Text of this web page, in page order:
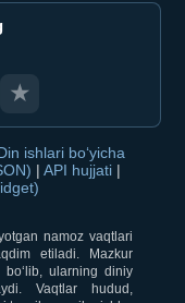
★
ishlari bo‘yicha
| API hujjati |
namoz vaqtlari
etiladi. Mazkur
bo‘lib, ularning diniy
Vaqtlar hudud,